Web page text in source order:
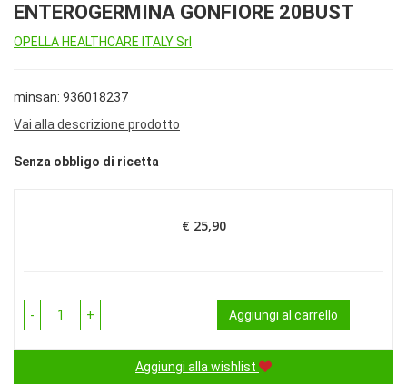
ENTEROGERMINA GONFIORE 20BUST
OPELLA HEALTHCARE ITALY Srl
minsan: 936018237
Vai alla descrizione prodotto
Senza obbligo di ricetta
Prezzo
€ 25,90
- + Aggiungi al carrello
Aggiungi alla wishlist